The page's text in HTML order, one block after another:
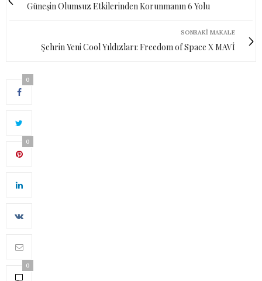
Güneşin Olumsuz Etkilerinden Korunmanın 6 Yolu
SONRAKI MAKALE
Şehrin Yeni Cool Yıldızları: Freedom of Space X MAVİ
0
0
0